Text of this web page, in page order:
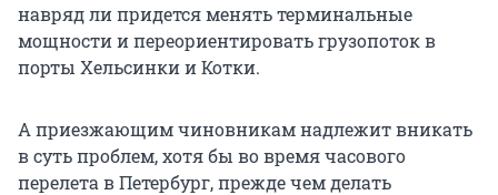
навряд ли придется менять терминальные
мощности и переориентировать грузопоток в
порты Хельсинки и Котки.
А приезжающим чиновникам надлежит вникать
в суть проблем, хотя бы во время часового
перелета в Петербург, прежде чем делать